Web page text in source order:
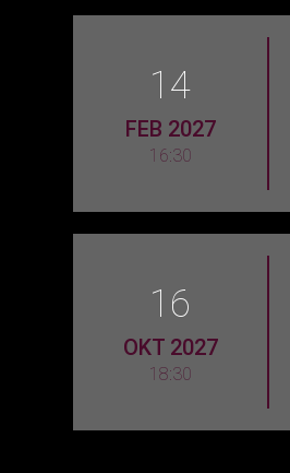
14
FEB 2027
16:30
16
OKT 2027
18:30